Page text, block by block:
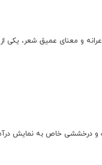
و معنای عمیق شعر، یکی
درخششی خاص به نمایش